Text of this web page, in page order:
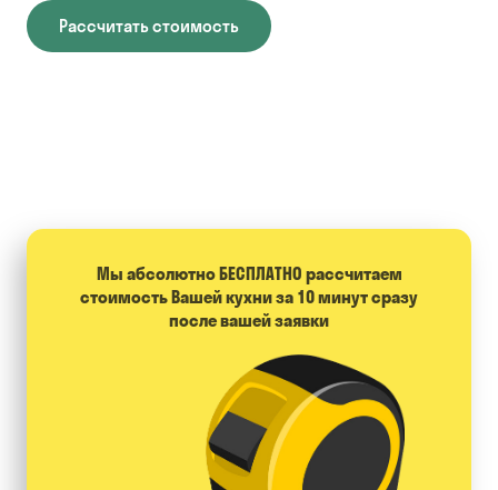
Рассчитать стоимость
Мы абсолютно БЕСПЛАТНО расcчитаем
стоимость Вашей кухни за 10 минут сразу
после вашей заявки